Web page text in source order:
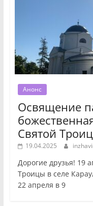
Анонс
Освящение
Святой
19.04.2025
Дорогие друзья! 19
Троицы в селе
22 апреля в 9